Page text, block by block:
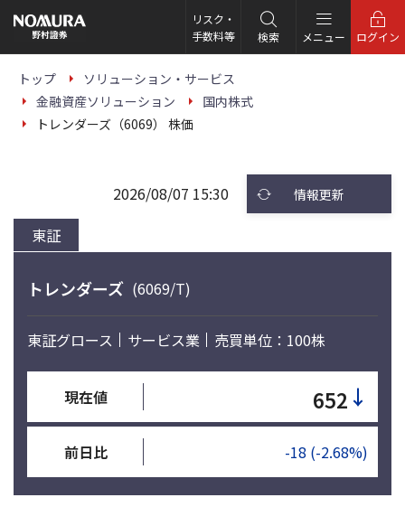
の
ー
リスク・
手数料等
検索 メニュー ログイン
トップ
ソリューション・サービス
金融資産ソリューション
国内株式
トレンダーズ（6069） 株価
東証
2026/08/07 15:30 情報更新
トレンダーズ (6069/T)
東証グロース サービス業 売買単位：100株
現在値 652 ↓
前日比 -18 (-2.68%)